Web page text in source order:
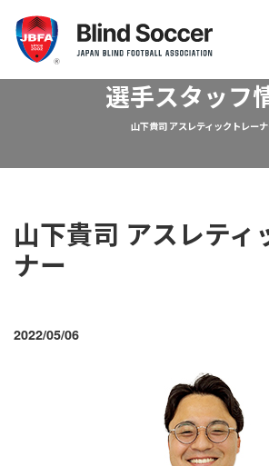
選手スタッフ
山下貴司 アスレティックトレー
山下貴司 アスレティ
ナー
2022/05/06